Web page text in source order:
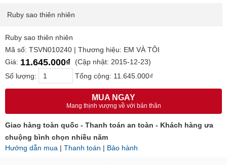
Ruby sao thiên nhiên
Ruby sao thiên nhiên
Mã số: TSVN010240 | Thương hiệu: EM VÀ TÔI
Giá: 11.645.000₫
(Cập nhật: 2015-12-23)
Số lượng:
Tổng cộng: 11.645.000₫
MUA NGAY
Mang thịnh vượng về với bản thân
Giao hàng toàn quốc - Thanh toán an toàn - Khách hàng ưa
chuộng bình chọn nhiều năm
Hướng dẫn mua | Thanh toán | Bảo hành